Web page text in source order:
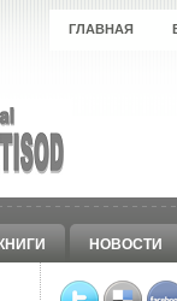
ГЛАВНАЯ
НОВОСТИ